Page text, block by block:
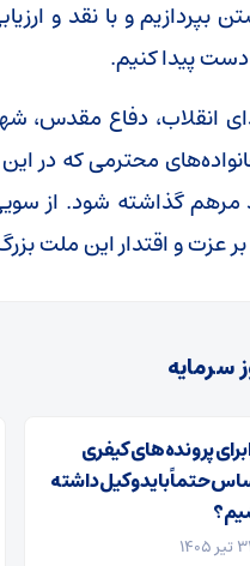
و با نقد و
پیدا کنیم.
انقلاب، دفاع مقدس،
محترمی که در
مرهم گذاشته شود. از
عزت و اقتدار این ملت
سرمایه
برای پرونده‌های کیفری
حتماً باید وکیل داشته